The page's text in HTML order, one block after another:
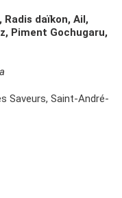
Radis daïkon, Ail,
Piment Gochugaru,
Saveurs, Saint-André-